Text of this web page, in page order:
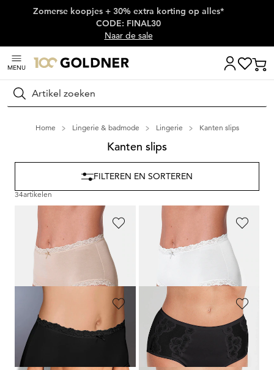
Skip naar hoofdinhoud
Zomerse koopjes + 30% extra korting op alles*
CODE: FINAL30
Naar de sale
MENU
Zoeken
Home Lingerie & badmode Lingerie Kanten slips
Kanten slips
34artikelen
FILTEREN EN SORTEREN
NINA V. C.
Tailleslip, set van 3
NINA V. C.
Tailleslip, set van 3
NINA V. C.
Tailleslip, set van 3
34,95 €
NINA V. C.
12,95 €